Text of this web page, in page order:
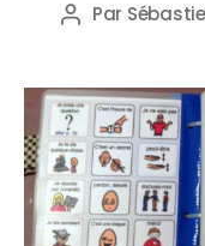
Par